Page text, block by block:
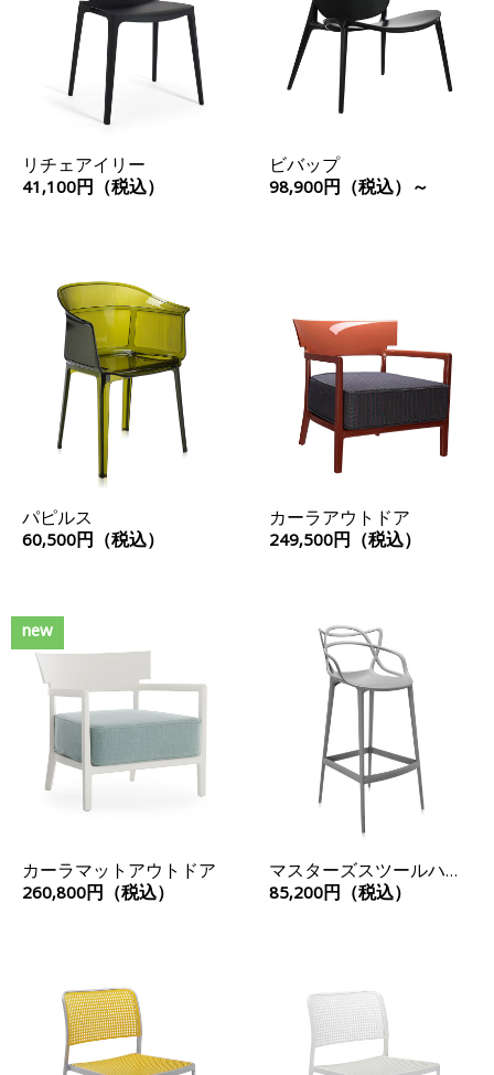
リチェアイリー
41,100円（税込）
ビバップ
98,900円（税込）～
パピルス
60,500円（税込）
カーラアウトドア
249,500円（税込）
new
カーラマットアウトドア
260,800円（税込）
マスターズスツールハイ
75
85,200円（税込）